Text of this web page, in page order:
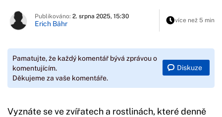
Publikováno: 2. srpna 2025, 15:30
Erich Bähr více než 5 min
Pamatujte, že každý komentář bývá zprávou o
komentujícím.
Děkujeme za vaše komentáře.
Diskuze
Vyznáte se ve zvířatech a rostlinách, které denně